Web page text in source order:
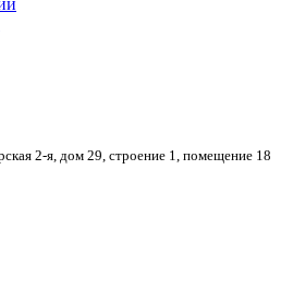
2-я, дом 29, строение 1, помещение 18